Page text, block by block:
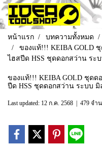
หน้าแรก บทความทั้งหมด
ของแท้!!! KEIBA GOLD
ไฮสปีด HSS ชุดดอกสว่าน ร
ของแท้!!! KEIBA GOLD ชุดด
ปีด HSS ชุดดอกสว่าน ระบบ
Last updated: 12 ก.ค. 2568 479 จำ